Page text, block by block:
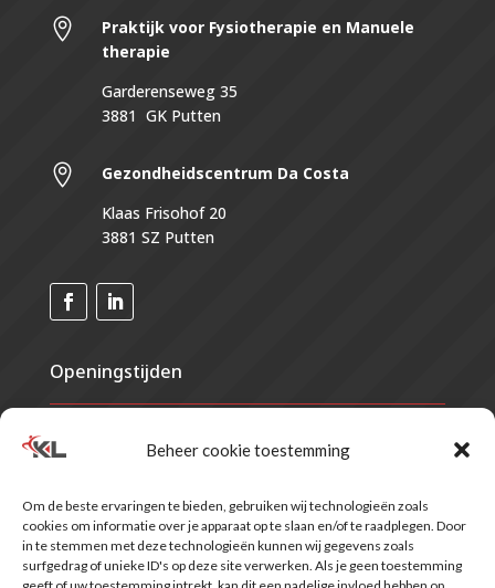
Beheer cookie toestemming
Om de beste ervaringen te bieden, gebruiken wij technologieën zoals
cookies om informatie over je apparaat op te slaan en/of te raadplegen. Door
in te stemmen met deze technologieën kunnen wij gegevens zoals
surfgedrag of unieke ID's op deze site verwerken. Als je geen toestemming

Praktijk voor Fysiotherapie en Manuele
therapie
Garderenseweg 35
3881 GK Putten
 Gezondheidscentrum Da Costa
Klaas Frisohof 20
3881 SZ Putten
Openingstijden
Maandag
Donderdag
07.30 - 21.00
Vrijdag
07.30 - 17.00
Zaterdag
Gesloten*